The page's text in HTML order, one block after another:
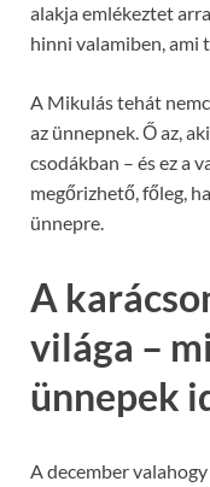
alakja emlékeztet
hinni valamiben, ami
A Mikulás tehát
az ünnepnek. Ő az,
csodákban – és ez a
megőrizhető, főleg,
ünnepre.
A
világa –
ünnepek
A december